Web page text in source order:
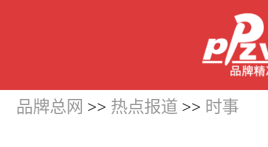
品牌总网 >> 热点报道 >> 时事